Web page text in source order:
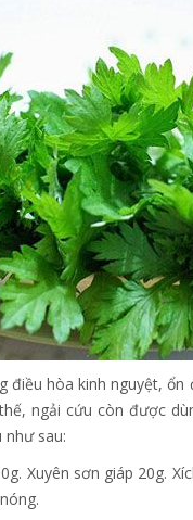
điều hòa kinh nguyệt,
ngải cứu còn được
như sau:
Xuyên sơn giáp 20g.